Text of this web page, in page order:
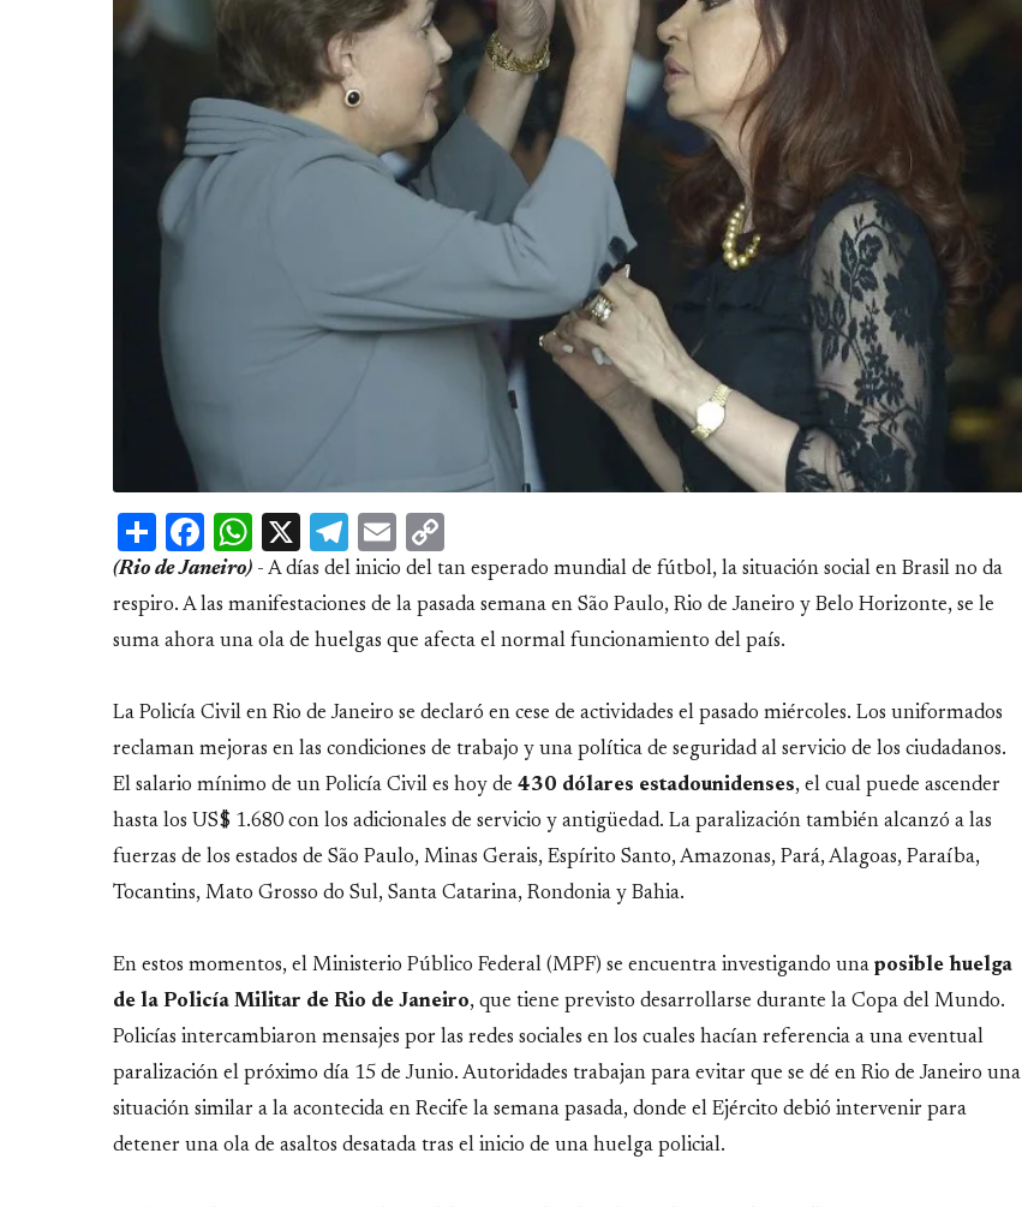
ShareFacebook
WhatsApp
X Telegram
Email
Link
(Rio de Janeiro) - A días del inicio del tan esperado mundial de fútbol, la situación social en Brasil no da
respiro. A las manifestaciones de la pasada semana en São Paulo, Rio de Janeiro y Belo Horizonte, se le
suma ahora una ola de huelgas que afecta el normal funcionamiento del país.
La Policía Civil en Rio de Janeiro se declaró en cese de actividades el pasado miércoles. Los uniformados
reclaman mejoras en las condiciones de trabajo y una política de seguridad al servicio de los ciudadanos.
El salario mínimo de un Policía Civil es hoy de 430 dólares estadounidenses, el cual puede ascender
hasta los US$ 1.680 con los adicionales de servicio y antigüedad. La paralización también alcanzó a las
fuerzas de los estados de São Paulo, Minas Gerais, Espírito Santo, Amazonas, Pará, Alagoas, Paraíba,
Tocantins, Mato Grosso do Sul, Santa Catarina, Rondonia y Bahia.
En estos momentos, el Ministerio Público Federal (MPF) se encuentra investigando una posible huelga
de la Policía Militar de Rio de Janeiro, que tiene previsto desarrollarse durante la Copa del Mundo.
Policías intercambiaron mensajes por las redes sociales en los cuales hacían referencia a una eventual
paralización el próximo día 15 de Junio. Autoridades trabajan para evitar que se dé en Rio de Janeiro una
situación similar a la acontecida en Recife la semana pasada, donde el Ejército debió intervenir para
detener una ola de asaltos desatada tras el inicio de una huelga policial.